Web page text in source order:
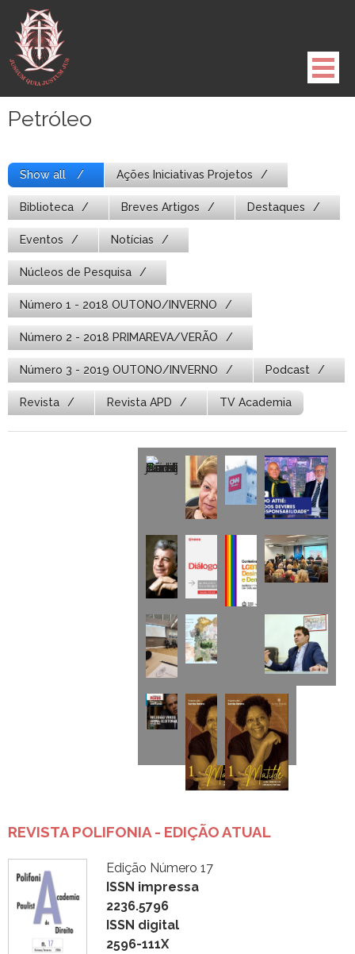
para
conteúdo
Petróleo
Show all Ações Iniciativas Projetos
Biblioteca Breves Artigos Destaques
Eventos Notícias
Núcleos de Pesquisa
Número 1 - 2018 OUTONO/INVERNO
Número 2 - 2018 PRIMAREVA/VERÃO
Número 3 - 2019 OUTONO/INVERNO Podcast
Revista Revista APD TV Academia
REVISTA POLIFONIA - EDIÇÃO ATUAL
Edição Número 17
ISSN impressa
2236.5796
ISSN digital
2596-111X